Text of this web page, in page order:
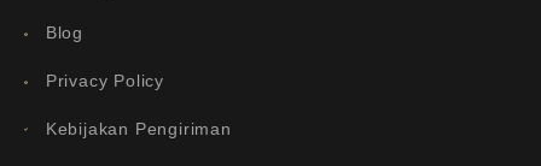
Blog
Privacy Policy
Kebijakan Pengiriman